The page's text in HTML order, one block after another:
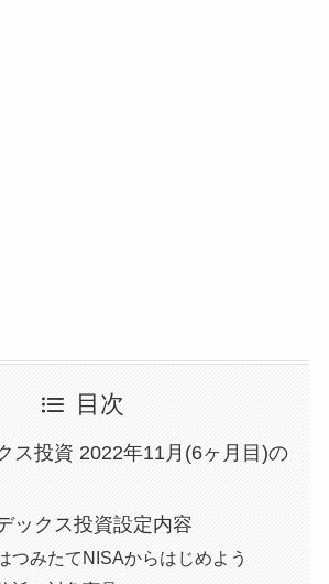
目次
ス投資 2022年11月(6ヶ月目)の
ックス投資設定内容
つみたてNISAからはじめよう